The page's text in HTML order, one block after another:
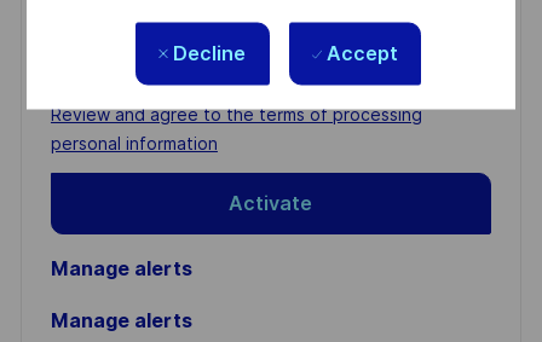
Decline Accept
(Required)
Required
Review and agree to the terms of processing
personal information
Activate
Manage alerts
Manage alerts